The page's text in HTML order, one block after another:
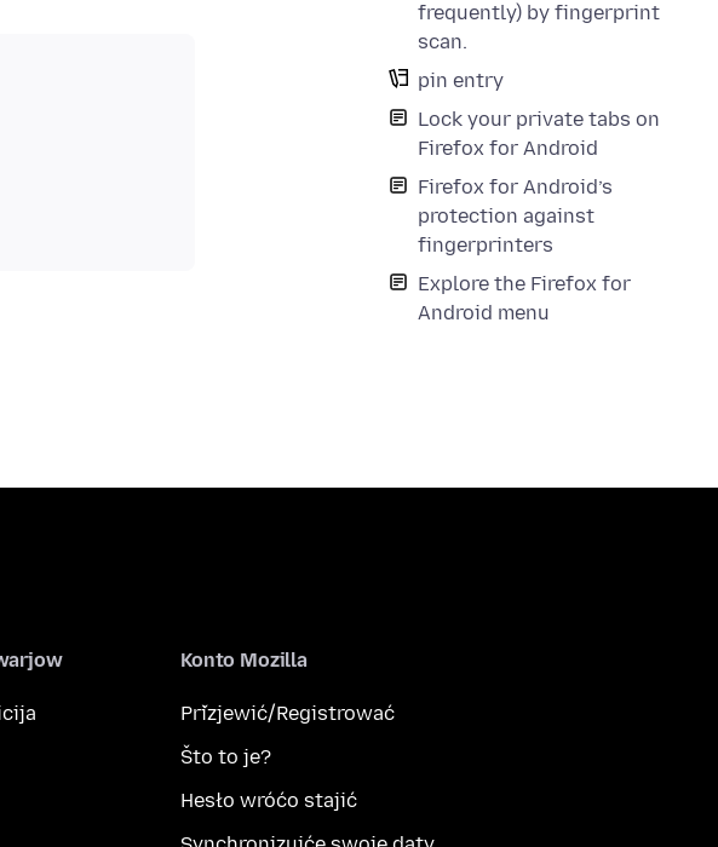
frequently) by fingerprint
scan.
pin entry
Lock your private tabs on
Firefox for Android
Firefox for Android’s
protection against
fingerprinters
Explore the Firefox for
Android menu
Konto Mozilla
Přizjewić/Registrować
Što to je?
Hesło wróćo stajić